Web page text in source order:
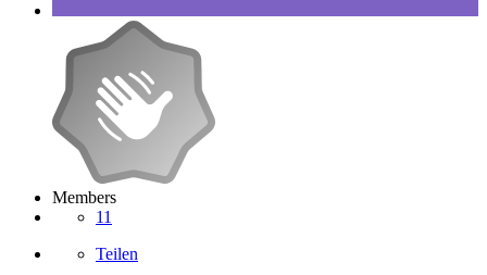
Members
11
Teilen